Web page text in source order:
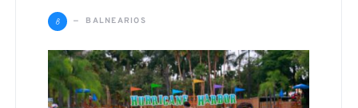
B BALNEARIOS